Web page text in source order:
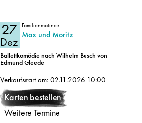
27
Dez
Familienmatinee
Max und Moritz
Ballettkomödie nach Wilhelm Busch von
Edmund Gleede
Verkaufsstart am: 02.11.2026 10:00
Karten bestellen
Weitere Termine